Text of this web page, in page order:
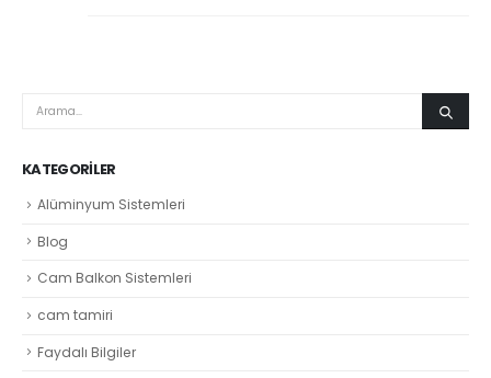
KATEGORILER
Alüminyum Sistemleri
Blog
Cam Balkon Sistemleri
cam tamiri
Faydalı Bilgiler